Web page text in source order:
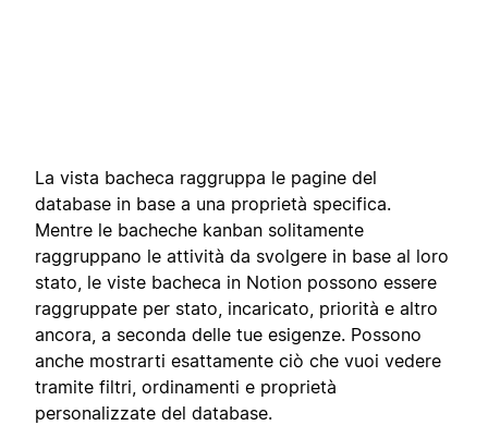
La vista bacheca raggruppa le pagine del
database in base a una proprietà specifica.
Mentre le bacheche kanban solitamente
raggruppano le attività da svolgere in base al loro
stato, le viste bacheca in Notion possono essere
raggruppate per stato, incaricato, priorità e altro
ancora, a seconda delle tue esigenze. Possono
anche mostrarti esattamente ciò che vuoi vedere
tramite filtri, ordinamenti e proprietà
personalizzate del database.